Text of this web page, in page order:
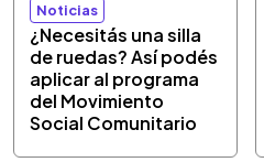
Noticias
¿Necesitás una silla
de ruedas? Así podés
aplicar al programa
del Movimiento
Social Comunitario